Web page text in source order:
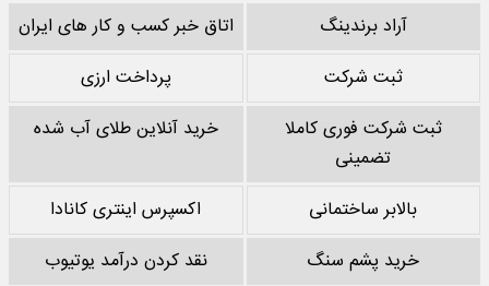
آراد برندینگ
اتاق خبر کسب و کار های ایران
ثبت شرکت
پرداخت ارزی
ثبت شرکت فوری کاملا
تضمینی
خرید آنلاین طلای آب شده
بالابر ساختمانی
اکسپرس اینتری کانادا
خرید پشم سنگ
نقد کردن درآمد یوتیوب